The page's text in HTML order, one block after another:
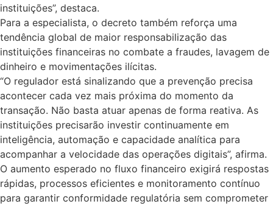
instituições”, destaca.
Para a especialista, o decreto também reforça uma
tendência global de maior responsabilização das
instituições financeiras no combate a fraudes, lavagem de
dinheiro e movimentações ilícitas.
“O regulador está sinalizando que a prevenção precisa
acontecer cada vez mais próxima do momento da
transação. Não basta atuar apenas de forma reativa. As
instituições precisarão investir continuamente em
inteligência, automação e capacidade analítica para
acompanhar a velocidade das operações digitais”, afirma.
O aumento esperado no fluxo financeiro exigirá respostas
rápidas, processos eficientes e monitoramento contínuo
para garantir conformidade regulatória sem comprometer